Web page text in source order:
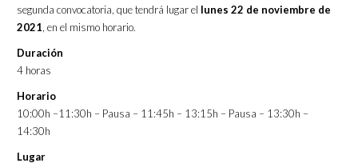
segunda convocatoria, que tendrá lugar el lunes 22 de noviembre de
2021 , en el mismo horario.
Duración
4 horas
Horario
10:00h –11:30h – Pausa – 11:45h – 13:15h – Pausa – 13:30h –
14:30h
Lugar